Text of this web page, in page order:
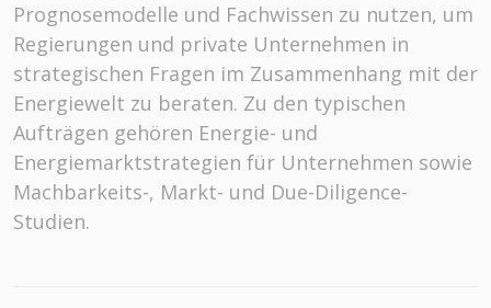
Prognosemodelle und Fachwissen zu nutzen, um
Regierungen und private Unternehmen in
strategischen Fragen im Zusammenhang mit der
Energiewelt zu beraten. Zu den typischen
Aufträgen gehören Energie- und
Energiemarktstrategien für Unternehmen sowie
Machbarkeits-, Markt- und Due-Diligence-
Studien.